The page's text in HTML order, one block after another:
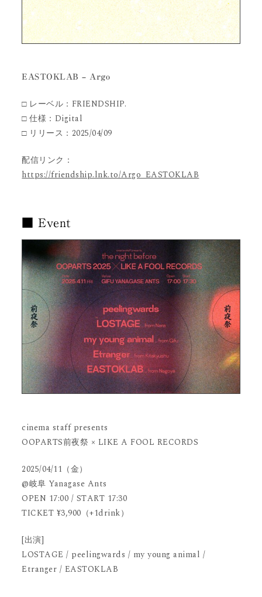
EASTOKLAB – Argo
□ レーベル：FRIENDSHIP.
□ 仕様：Digital
□ リリース：2025/04/09
配信リンク：
https://friendship.lnk.to/Argo_EASTOKLAB
■ Event
cinema staff presents
OOPARTS前夜祭 × LIKE A FOOL RECORDS
2025/04/11（金）
@岐阜 Yanagase Ants
OPEN 17:00 / START 17:30
TICKET ¥3,900（+1drink）
[出演]
LOSTAGE / peelingwards / my young animal /
Etranger / EASTOKLAB